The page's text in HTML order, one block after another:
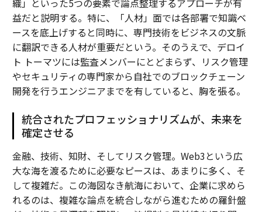
益だと説明する。特に、「人材」面では各部署で知識ベ
ースを底上げすると同時に、専門技術をビジネスの文脈
に翻訳できる人材が重要だという。そのうえで、デロイ
ト トーマツには監査メンバーにとどまらず、リスク管理
やセキュリティの専門家から自社でのブロックチェーン
開発を行うエンジニアまでを有していると、胸を張る。
統合されたプロフェッショナリズムが、未来を
確定させる
金融、技術、知財、そしてリスク管理。Web3という広
大な海を渡るために必要なピースは、あまりに多く、そ
して複雑だ。この海図なき航海において、企業に求めら
れるのは、複雑な論点を統合しながら進むための羅針盤